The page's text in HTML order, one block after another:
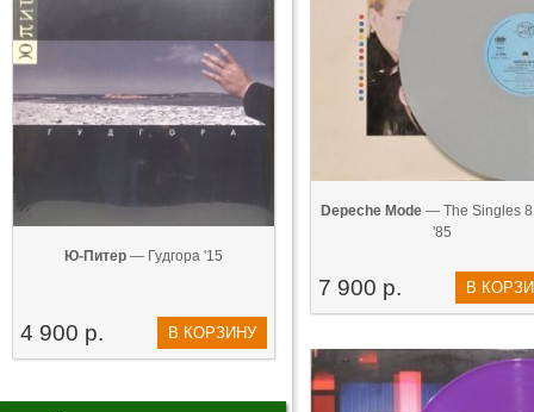
Ю-Питер — Гудгора '15
4 900 р. В КОРЗИНУ
Depeche Mode — The Singles
'85
7 900 р. В